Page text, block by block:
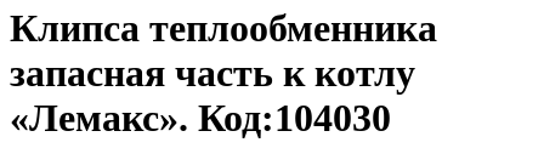
Клипса теплообменника
запасная часть к котлу
«Лемакс». Код:104030